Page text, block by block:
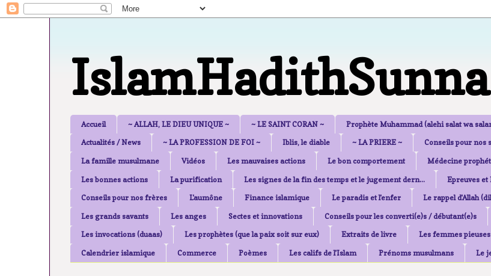
IslamHadithSunna
Accueil ~ ALLAH, LE DIEU UNIQUE ~ ~ LE SAINT CORAN ~ Prophète Muhammad (alehi salat wa
Actualités / News ~ LA PROFESSION DE FOI ~ Iblis, le diable ~ LA PRIERE ~ Conseils pour nos
La famille musulmane Vidéos Les mauvaises actions Le bon comportement Médecine
Les bonnes actions La purification Les signes de la fin des temps et le jugement dern... Epreuves et
Conseils pour nos frères L'aumône Finance islamique Le paradis et l'enfer Le rappel d'Allah
Les grands savants Les anges Sectes et innovations Conseils pour les converti(e)s / débutant(e)s
Les invocations (duaas) Les prophètes (que la paix soit sur eux) Extraits de livre Les femmes pieuses
Calendrier islamique Commerce Poèmes Les califs de l'Islam Prénoms musulmans Le